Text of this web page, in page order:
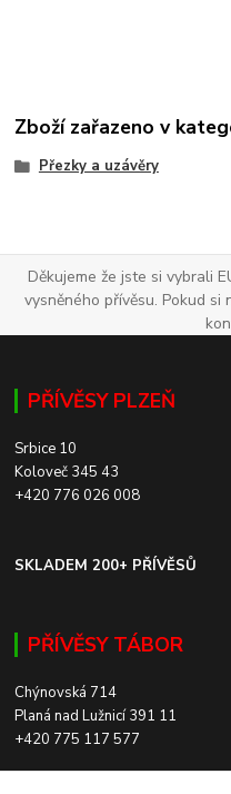
Zboží zařazeno v
Přezky a uzávěry
Děkujeme že jste si vybrali
vysněného přívěsu. Pokud
PŘÍVĚSY PLZEŇ
Srbice 10
Koloveč 345 43
+420 776 026 008
SKLADEM 200+ PŘÍVĚSŮ
PŘÍVĚSY TÁBOR
Chýnovská 714
Planá nad Lužnicí 391 11
+420 775 117 577